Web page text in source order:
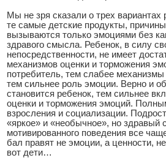
Мы не зря сказали о трех вариантах
те самые детские продукты,
вызываются только эмоциями без
здравого смысла. Ребенок, в силу
непосредственности, не имеет
механизмов оценки и торможения
потребитель, тем слабее
тем сильнее роль эмоции. Верно и
становится ребенок, тем сильнее
оценки и торможения эмоций.
взросления и социализации.
«яркое» и «необычное», но
мотивированного поведения все
бал правят не эмоции, а ценности,
вот дети…